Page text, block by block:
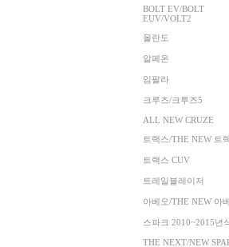
BOLT EV/BOLT
EUV/VOLT2
올란도
알페온
임팔라
크루즈/크루즈5
ALL NEW CRUZE
트랙스/THE NEW 트
트랙스 CUV
트레일블레이저
아베오/THE NEW 아
스파크 2010~2015년
THE NEXT/NEW